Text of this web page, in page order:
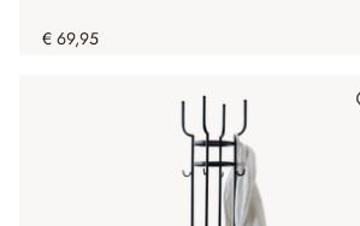
€ 69,95